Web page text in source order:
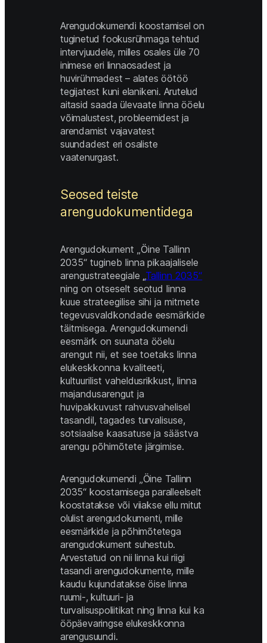
Arengudokumendi koostamisel on
tuginetud fookusrühmaga tehtud
intervjuudele, milles osales üle 70
inimese eri linnaosadest ja
huvirühmadest – alates öötöö
tegijatest kuni elanikeni. Arutelud
aitasid saada ülevaate linna ööelu
võimalustest, probleemidest ja
arendamist vajavatest
suundadest eri osaliste
vaatenurgast.
Seosed teiste
arengudokumentidega
Arengudokument „Öine Tallinn
2035“ tugineb linna pikaajalisele
arengustrateegiale Tallinn 2035“
ning on otseselt seotud linna
kuue strateegilise sihi ja mitmete
tegevusvaldkondade eesmärkide
täitmisega. Arengudokumendi
eesmärk on suunata ööelu
arengut nii, et see toetaks linna
elukeskkonna kvaliteeti,
kultuurilist vaheldusrikkust, linna
majandusarengut ja
huvipakkuvust rahvusvahelisel
tasandil, tagades turvalisuse,
sotsiaalse kaasatuse ja säästva
arengu põhimõtete järgimise.
Arengudokumendi „Öine Tallinn
2035“ koostamisega paralleelselt
koostatakse või viiakse ellu mitut
olulist arengudokumenti, mille
eesmärkide ja põhimõtetega
arengudokument suhestub.
Arvestatud on nii linna kui riigi
tasandi arengudokumente, mille
kaudu kujundatakse öise linna
ruumi-, kultuuri- ja
turvalisuspoliitikat ning linna kui ka
ööpäevaringse elukeskkonna
arengusuundi.